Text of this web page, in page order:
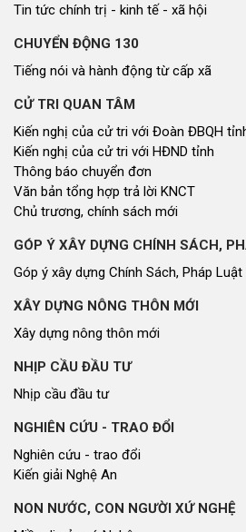
Tin tức chính trị - kinh tế - xã hội
CHUYỂN ĐỘNG 130
Tiếng nói và hành động từ cấp xã
CỬ TRI QUAN TÂM
Kiến nghị của cử tri với Đoàn ĐBQH
Kiến nghị của cử tri với HĐND tỉnh
Thông báo chuyển đơn
Văn bản tổng hợp trả lời KNCT
Chủ trương, chính sách mới
GÓP Ý XÂY DỰNG CHÍNH SÁCH,
Góp ý xây dựng Chính Sách, Pháp Luật
XÂY DỰNG NÔNG THÔN MỚI
Xây dựng nông thôn mới
NHỊP CẦU ĐẦU TƯ
Nhịp cầu đầu tư
NGHIÊN CỨU - TRAO ĐỔI
Nghiên cứu - trao đổi
Kiến giải Nghệ An
NON NƯỚC, CON NGƯỜI XỨ NGHỆ